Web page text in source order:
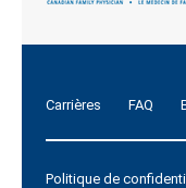
Carrières FAQ
Politique de